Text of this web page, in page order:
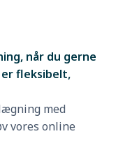
når du gerne
fleksibelt,
med
vores online